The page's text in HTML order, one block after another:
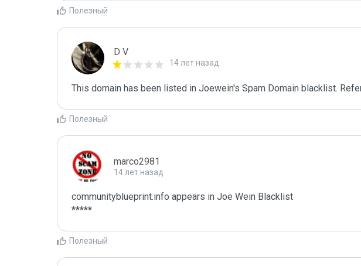
Полезный
D V
14 лет назад
This domain has been listed in Joewein's Spam Domain blacklist.
Полезный
marco2981
14 лет назад
communityblueprint.info appears in Joe Wein Blacklist
*****
Полезный